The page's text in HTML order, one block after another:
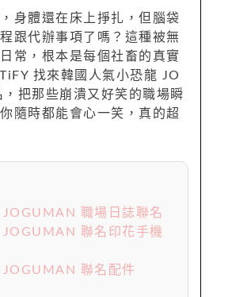
身體還在床上掙扎，但腦袋
跟代辦事項了嗎？這種被無
常，根本是每個社畜的真實
找來韓國人氣小恐龍 JO
把那些崩潰又好笑的職場瞬
隨時都能會心一笑，真的超
職場日誌聯名
聯名印花手機
聯名配件